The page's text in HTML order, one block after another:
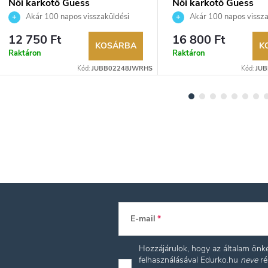
Női karkötő Guess
JUBB02248JWRHS
Akár 100 napos visszaküldési
lehetőség. Hivatalos márkakereskedő.
12 750 Ft
Raktáron
KOSÁRBA
Kód: JUBB02248JWRHS
Női karkötő Guess
JUBB05111JWRHS
Akár 100 napos
lehetőség. Hivatalos
16 800 Ft
Raktáron
Kód:
E-mail
Hozzájárulok, hogy az általam
felhasználásával Edurko.hu neve